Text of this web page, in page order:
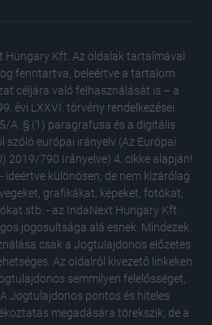
Kft. Az oldalak tartalmával
fenntartva, beleértve a tartalom
céljára való felhasználását is – a
évi LXXVI. törvény rendelkezései
A. § (1) paragrafusa és a digitális
szóló európai irányelv (Az Európai
2019/790 Irányelve) 4. cikke alapján!
különösen, de nem kizárólag
grafikákat, képeket, fotókat,
stb. - az IndaNext Hungary Kft.
jogosultsága alá esnek. Mindezek
csak a Jogtulajdonos előzetes
Az oldalról kivezető linkeken
semmilyen felelősséget,
Jogtulajdonos pontos és hiteles
megadására törekszik, de a